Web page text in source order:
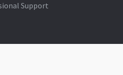
Support